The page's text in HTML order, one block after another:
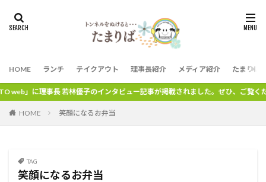
HOME ランチ テイクアウト 理事長紹介 メディア紹介 たまりば
に理事長 若林優子のインタビュー記事が掲載されました。ぜひ、ご覧くださ
HOME 笑顔になるお弁当
TAG
笑顔になるお弁当